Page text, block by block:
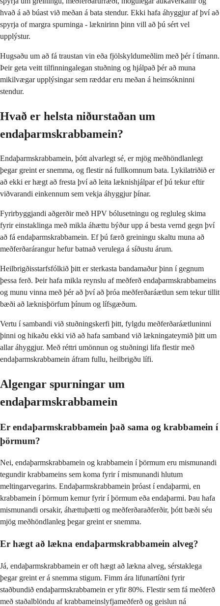
hvað á að búast við meðan á bata stendur. Ekki hafa áhyggjur af því að
spyrja of margra spurninga - læknirinn þinn vill að þú sért vel
upplýstur.
Hugsaðu um að fá traustan vin eða fjölskyldumeðlim með þér í tímann.
Þeir geta veitt tilfinningalegan stuðning og hjálpað þér að muna
mikilvægar upplýsingar sem ræddar eru meðan á heimsókninni
stendur.
Hvað er helsta niðurstaðan um
endaþarmskrabbamein?
Endaþarmskrabbamein, þótt alvarlegt sé, er mjög meðhöndlanlegt
þegar greint er snemma, og flestir ná fullkomnum bata. Lykilatriðið er
að ekki er hægt að fresta því að leita læknishjálpar ef þú tekur eftir
viðvarandi einkennum sem vekja áhyggjur þínar.
Fyrirbyggjandi aðgerðir með HPV bólusetningu og regluleg skima
fyrir einstaklinga með mikla áhættu býður upp á besta vernd gegn því
að fá endaþarmskrabbamein. Ef þú færð greiningu skaltu muna að
meðferðarárangur hefur batnað verulega á síðustu árum.
Heilbrigðisstarfsfólkið þitt er sterkasta bandamaður þinn í gegnum
þessa ferð. Þeir hafa mikla reynslu af meðferð endaþarmskrabbameins
og munu vinna með þér að því að þróa meðferðaráætlun sem tekur tillit
bæði að læknisþörfum þínum og lífsgæðum.
Vertu í sambandi við stuðningskerfi þitt, fylgdu meðferðaráætluninni
þinni og hikaðu ekki við að hafa samband við lækningateymið þitt um
allar áhyggjur. Með réttri umönnun og stuðningi lifa flestir með
endaþarmskrabbamein áfram fullu, heilbrigðu lífi.
Algengar spurningar um
endaþarmskrabbamein
Er endaþarmskrabbamein það sama og krabbamein í
þörmum?
Nei, endaþarmskrabbamein og krabbamein í þörmum eru mismunandi
tegundir krabbameins sem koma fyrir í mismunandi hlutum
meltingarvegarins. Endaþarmskrabbamein þróast í endaþarmi, en
krabbamein í þörmum kemur fyrir í þörmum eða endaþarmi. Þau hafa
mismunandi orsakir, áhættuþætti og meðferðaraðferðir, þótt bæði séu
mjög meðhöndlanleg þegar greint er snemma.
Er hægt að lækna endaþarmskrabbamein alveg?
Já, endaþarmskrabbamein er oft hægt að lækna alveg, sérstaklega
þegar greint er á snemma stigum. Fimm ára lifunartíðni fyrir
staðbundið endaþarmskrabbamein er yfir 80%. Flestir sem fá meðferð
með staðalblöndu af krabbameinslyfjameðferð og geislun ná